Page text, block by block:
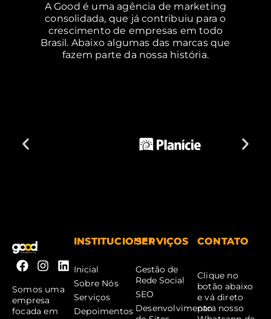
A Good é uma agência de marketing
consolidada, que já contribuiu para o
crescimento de empresas em todo
Brasil. Abaixo algumas das marcas que
fazem parte da nossa história.
Somos uma
empresa
focada em
INSTITUCIONAL
Inicial
Sobre Nós
Serviços
Depoimentos
SERVIÇOS
Gestão de
Rede Social
SEO
Desenvolvimento
CONTATO
Clique no
botão abaixo
e vá direto
para nosso